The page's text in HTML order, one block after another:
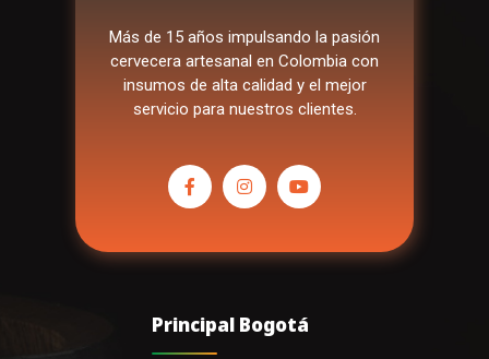
Más de 15 años impulsando la pasión
cervecera artesanal en Colombia con
insumos de alta calidad y el mejor
servicio para nuestros clientes.
Principal Bogotá